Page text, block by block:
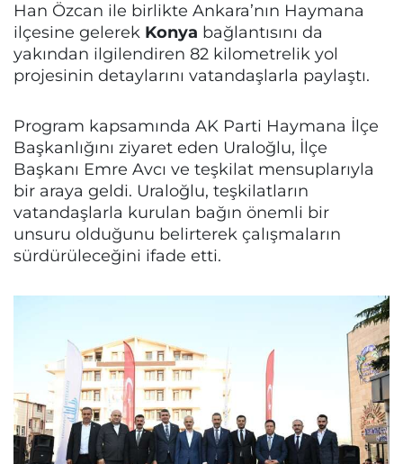
Han Özcan ile birlikte Ankara’nın Haymana
ilçesine gelerek Konya bağlantısını da
yakından ilgilendiren 82 kilometrelik yol
projesinin detaylarını vatandaşlarla paylaştı.
Program kapsamında AK Parti Haymana İlçe
Başkanlığını ziyaret eden Uraloğlu, İlçe
Başkanı Emre Avcı ve teşkilat mensuplarıyla
bir araya geldi. Uraloğlu, teşkilatların
vatandaşlarla kurulan bağın önemli bir
unsuru olduğunu belirterek çalışmaların
sürdürüleceğini ifade etti.